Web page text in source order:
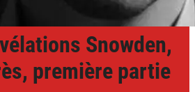
Snowden,
première partie